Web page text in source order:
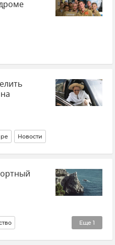
Новости
Еще 1